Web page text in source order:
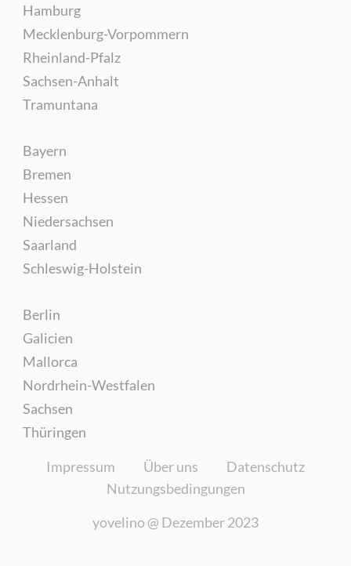
Hamburg
Mecklenburg-Vorpommern
Rheinland-Pfalz
Sachsen-Anhalt
Tramuntana
Bayern
Bremen
Hessen
Niedersachsen
Saarland
Schleswig-Holstein
Berlin
Galicien
Mallorca
Nordrhein-Westfalen
Sachsen
Thüringen
Impressum Über uns
Datenschutz
Nutzungsbedingungen
yovelino @ Dezember 2023